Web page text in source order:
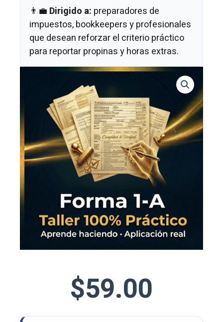
👨‍💼 Dirigido a: preparadores de
impuestos, bookkeepers y profesionales
que desean reforzar el criterio práctico
para reportar propinas y horas extras.
$59.00